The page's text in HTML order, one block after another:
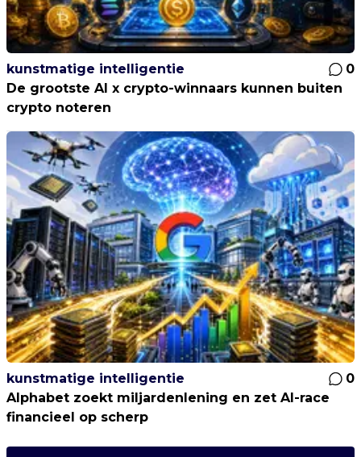
kunstmatige intelligentie
0
De grootste AI x crypto-winnaars kunnen buiten
crypto noteren
kunstmatige intelligentie
0
Alphabet zoekt miljardenlening en zet AI-race
financieel op scherp